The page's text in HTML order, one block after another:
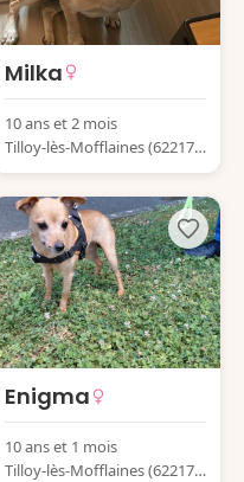
Milka
10 ans et 2 mois
Tilloy-lès-Mofflaines (62217)
France
Enigma
10 ans et 1 mois
Tilloy-lès-Mofflaines (62217)